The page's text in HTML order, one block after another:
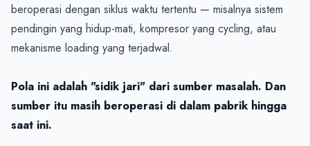
beroperasi dengan siklus waktu tertentu — misalnya sistem
pendingin yang hidup-mati, kompresor yang cycling, atau
mekanisme loading yang terjadwal.
Pola ini adalah "sidik jari" dari sumber masalah. Dan
sumber itu masih beroperasi di dalam pabrik hingga
saat ini.